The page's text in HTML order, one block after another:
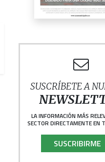
SUSCRÍBETE A
LA INFORMACIÓN MÁS
SECTOR DIRECTAMENTE EN
SUSCRIBIRME